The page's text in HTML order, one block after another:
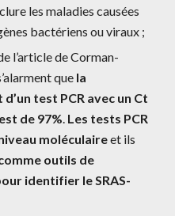
les maladies causées
bactériens ou viraux ;
l’article de Corman-
que la
test PCR avec un Ct
de 97%. Les tests PCR
moléculaire
outils de
identifier le SRAS-